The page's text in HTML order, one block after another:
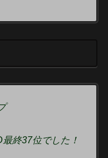
終37位でした！